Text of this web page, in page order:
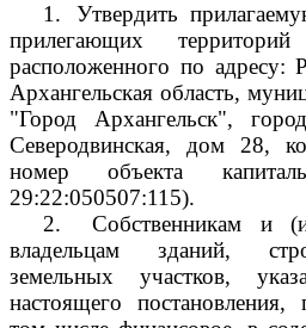
1.
Утвердить
прилегающих
расположенного по адресу:
Архангельская область,
"Город Архангельск",
Северодвинская, дом 28,
номер объекта
29:22:050507:115).
2.
Собственникам и
владельцам зданий,
земельных участков,
настоящего